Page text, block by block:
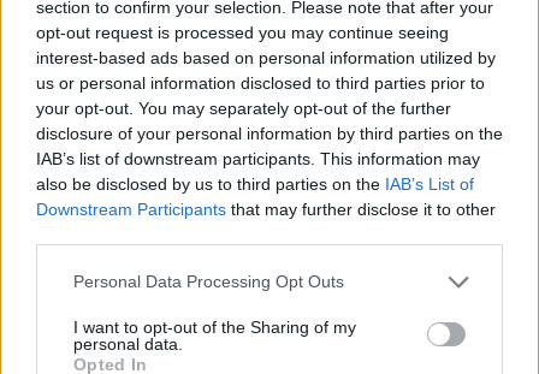
section to confirm your selection. Please note that after your
opt-out request is processed you may continue seeing
interest-based ads based on personal information utilized by
us or personal information disclosed to third parties prior to
your opt-out. You may separately opt-out of the further
disclosure of your personal information by third parties on the
IAB’s list of downstream participants. This information may
also be disclosed by us to third parties on the IAB’s List of
Downstream Participants that may further disclose it to other
Personal Data Processing Opt Outs
I want to opt-out of the Sharing of my
personal data.
Opted In
Sutinku sutaisyklėmis
This site is protected by
reCAPTCHA and the Google
Privacy PolicyandTerms of
Serviceapply.